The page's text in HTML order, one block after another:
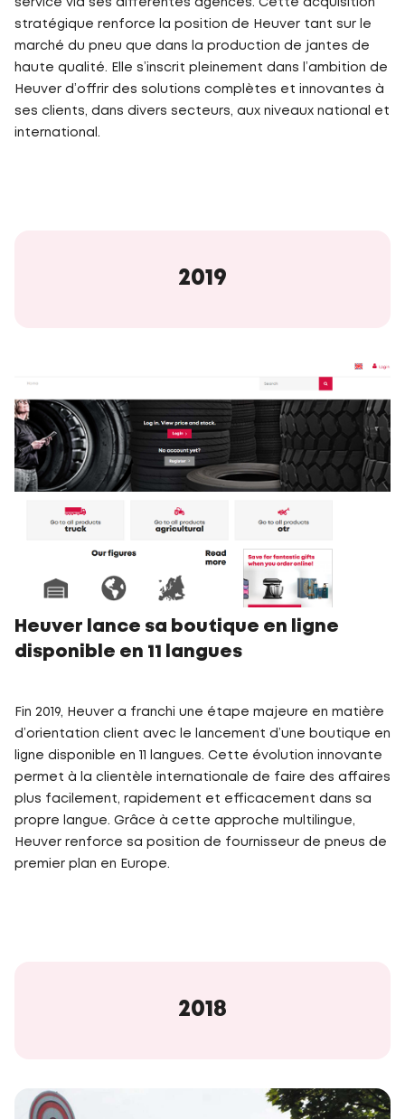
service via ses différentes agences. Cette acquisition
stratégique renforce la position de Heuver tant sur le
marché du pneu que dans la production de jantes de
haute qualité. Elle s’inscrit pleinement dans l’ambition de
Heuver d’offrir des solutions complètes et innovantes à
ses clients, dans divers secteurs, aux niveaux national et
international.
2019
Heuver lance sa boutique en ligne
disponible en 11 langues
Fin 2019, Heuver a franchi une étape majeure en matière
d’orientation client avec le lancement d’une boutique en
ligne disponible en 11 langues. Cette évolution innovante
permet à la clientèle internationale de faire des affaires
plus facilement, rapidement et efficacement dans sa
propre langue. Grâce à cette approche multilingue,
Heuver renforce sa position de fournisseur de pneus de
premier plan en Europe.
2018